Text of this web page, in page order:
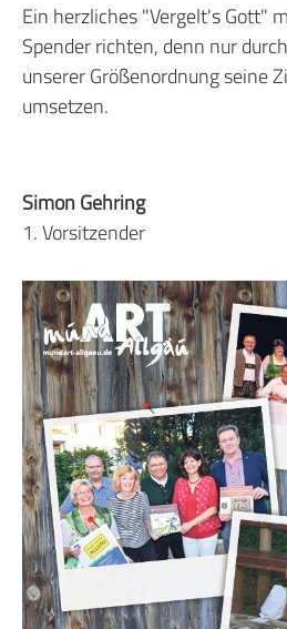
Ein herzliches "Vergelt's Gott"
Spender richten, denn nur
unserer Größenordnung seine
umsetzen.
Simon Gehring
1. Vorsitzender